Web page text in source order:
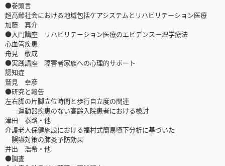
●巻頭言
超高齢社会における地域包括ケアシステムとリハビリテーション医療
加藤 真介
●入門講座 リハビリテーション医療のエビデンス－理学療法
心血管疾患
舟見 敬成
●実践講座 障害者家族への心理的サポート
認知症
鷲見 幸彦
●研究と報告
左右脚の片脚立位時間と歩行自立度の関連
―運動器疾患のない高齢入院患者における検討
津田 泰路・他
介護老人保健施設における福村式簡易嚥下分析に基づいた
誤嚥対策の肺炎予防効果
井出 浩希・他
●調査